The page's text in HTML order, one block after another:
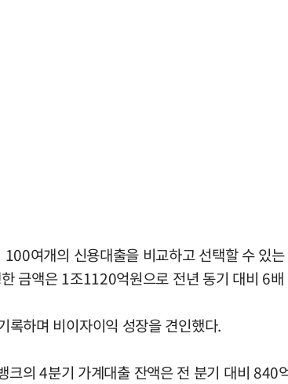
여개의 신용대출을 비교하고 선택할 수 있
금액은 1조1120억원으로 전년 동기 대비 6
하며 비이자이익 성장을 견인했다.
의 4분기 가계대출 잔액은 전 분기 대비 840